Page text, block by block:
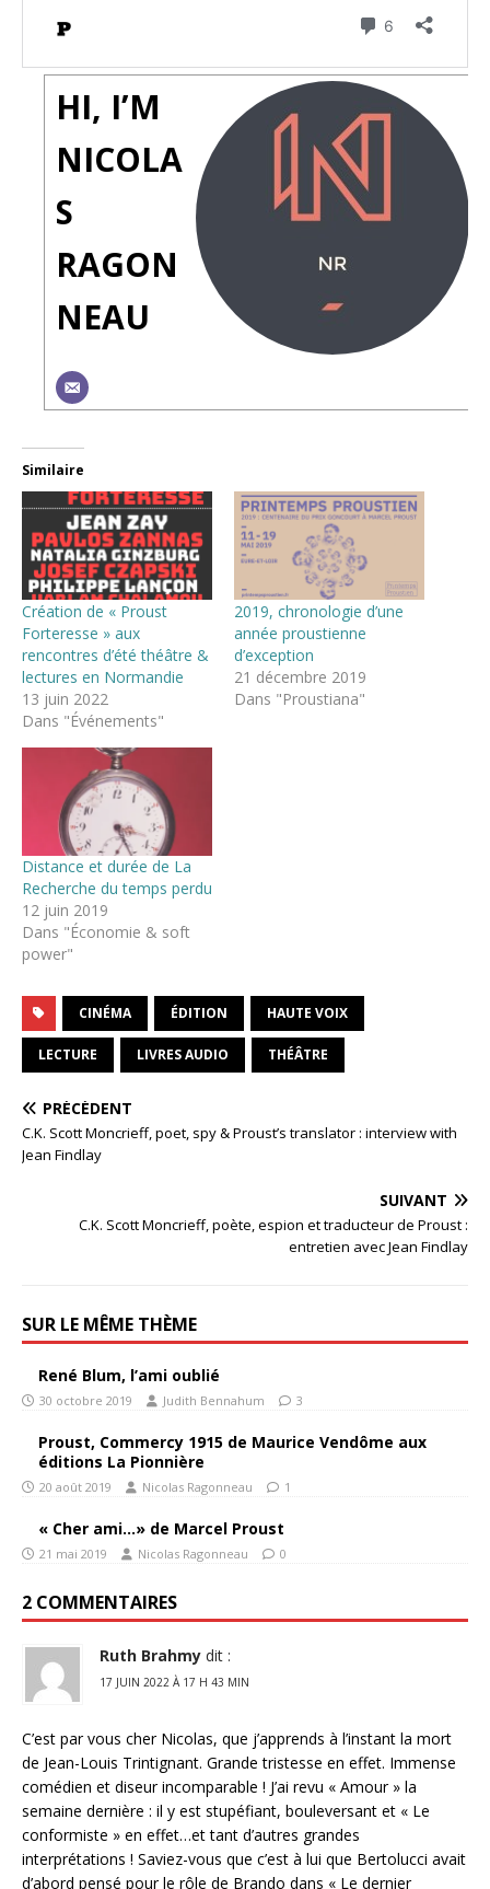
HI, I’M
NICOLA
S
RAGON
NEAU
Similaire
Création de « Proust
Forteresse » aux
rencontres d’été théâtre &
lectures en Normandie
13 juin 2022
Dans "Événements"
2019, chronologie d’une
année proustienne
d’exception
21 décembre 2019
Dans "Proustiana"
Distance et durée de La
Recherche du temps perdu
12 juin 2019
Dans "Économie & soft
power"
CINÉMA ÉDITION HAUTE VOIX
LECTURE LIVRES AUDIO THÉÂTRE
PRÉCÉDENT
C.K. Scott Moncrieff, poet, spy & Proust’s translator : interview with
Jean Findlay
SUIVANT
C.K. Scott Moncrieff, poète, espion et traducteur de Proust :
entretien avec Jean Findlay
SUR LE MÊME THÈME
René Blum, l’ami oublié
30 octobre 2019 Judith Bennahum 3
Proust, Commercy 1915 de Maurice Vendôme aux
éditions La Pionnière
20 août 2019 Nicolas Ragonneau 1
« Cher ami…» de Marcel Proust
21 mai 2019 Nicolas Ragonneau 0
2 COMMENTAIRES
Ruth Brahmy dit :
17 JUIN 2022 À 17 H 43 MIN
C’est par vous cher Nicolas, que j’apprends à l’instant la mort
de Jean-Louis Trintignant. Grande tristesse en effet. Immense
comédien et diseur incomparable ! J’ai revu « Amour » la
semaine dernière : il y est stupéfiant, bouleversant et « Le
conformiste » en effet…et tant d’autres grandes
interprétations ! Saviez-vous que c’est à lui que Bertolucci avait
d’abord pensé pour le rôle de Brando dans « Le dernier